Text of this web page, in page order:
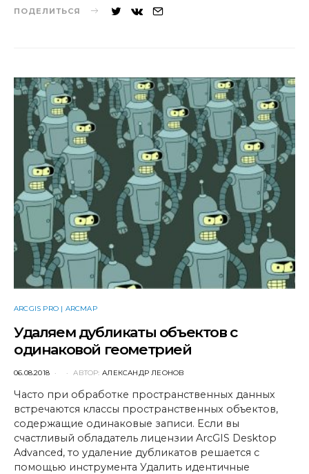
ПОДЕЛИТЬСЯ
ARCGIS PRO | ARCMAP
Удаляем дубликаты объектов с
одинаковой геометрией
POSTED
06.08.2018 АВТОР: АЛЕКСАНДР ЛЕОНОВ
Часто при обработке пространственных данных
встречаются классы пространственных объектов,
содержащие одинаковые записи. Если вы
счастливый обладатель лицензии ArcGIS Desktop
Advanced, то удаление дубликатов решается с
помощью инструмента Удалить идентичные